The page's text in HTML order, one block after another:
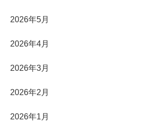
2026年5月
2026年4月
2026年3月
2026年2月
2026年1月